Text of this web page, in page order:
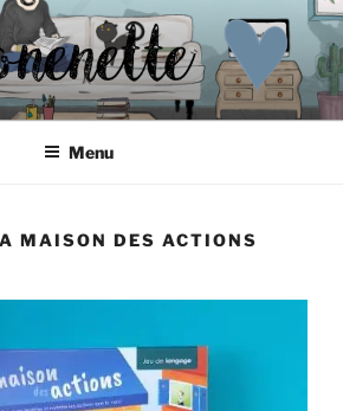
Menu
MAISON DES ACTIONS